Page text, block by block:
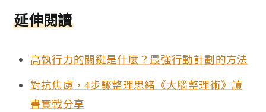
延伸閱讀
高執行力的關鍵是什麼？最強行動計劃的方法
對抗焦慮，4步驟整理思緒《大腦整理術》讀
書實戰分享